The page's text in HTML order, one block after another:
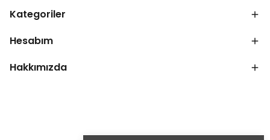
Kategoriler
Hesabım
Hakkımızda